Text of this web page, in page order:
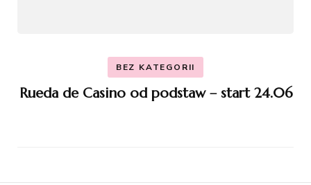
BEZ KATEGORII
Rueda de Casino od podstaw – start 24.06